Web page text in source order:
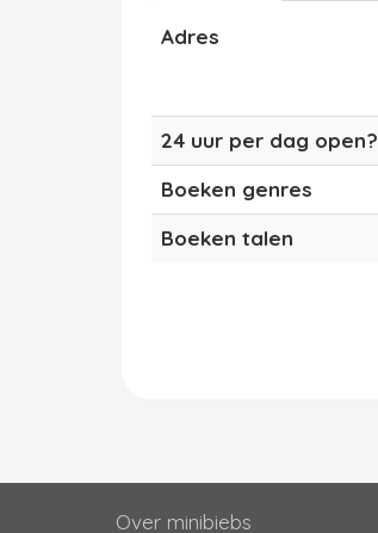
Adres
24 uur per dag open?
Boeken genres
Boeken talen
Over minibiebs